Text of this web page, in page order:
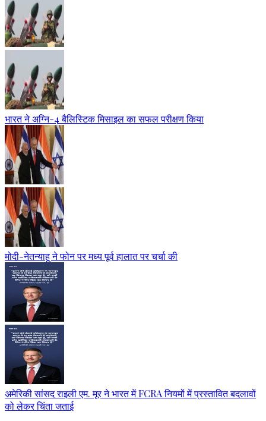
भारत ने अग्नि-4 बैलिस्टिक मिसाइल का सफल परीक्षण किया
मोदी-नेतन्याहू ने फोन पर मध्य पूर्व हालात पर चर्चा की
अमेरिकी सांसद राइली एम. मूर ने भारत में FCRA नियमों में प्रस्तावित बदलावों
को लेकर चिंता जताई